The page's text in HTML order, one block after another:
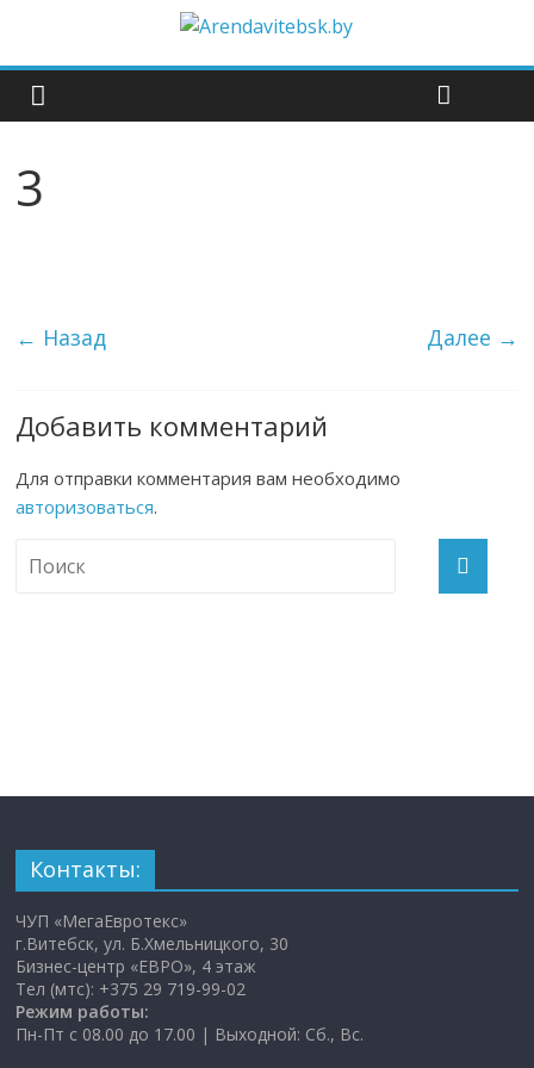
3
← Назад Далее →
Добавить комментарий
Для отправки комментария вам необходимо
авторизоваться.
Контакты:
ЧУП «МегаЕвротекс»
г.Витебск, ул. Б.Хмельницкого, 30
Бизнес-центр «ЕВРО», 4 этаж
Тел (мтс): +375 29 719-99-02
Режим работы:
Пн-Пт с 08.00 до 17.00 | Выходной: Сб., Вс.